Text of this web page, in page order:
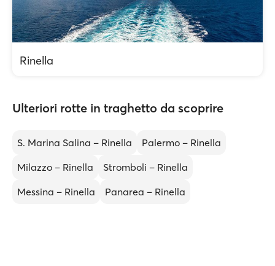
Rinella
Ulteriori rotte in traghetto da scoprire
S. Marina Salina – Rinella
Palermo – Rinella
Milazzo – Rinella
Stromboli – Rinella
Messina – Rinella
Panarea – Rinella